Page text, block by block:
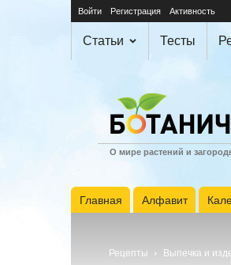
Войти Регистрация Активность
Статьи Тесты
О мире растений и
Главная Алфавит
Рецепты Выпечка и